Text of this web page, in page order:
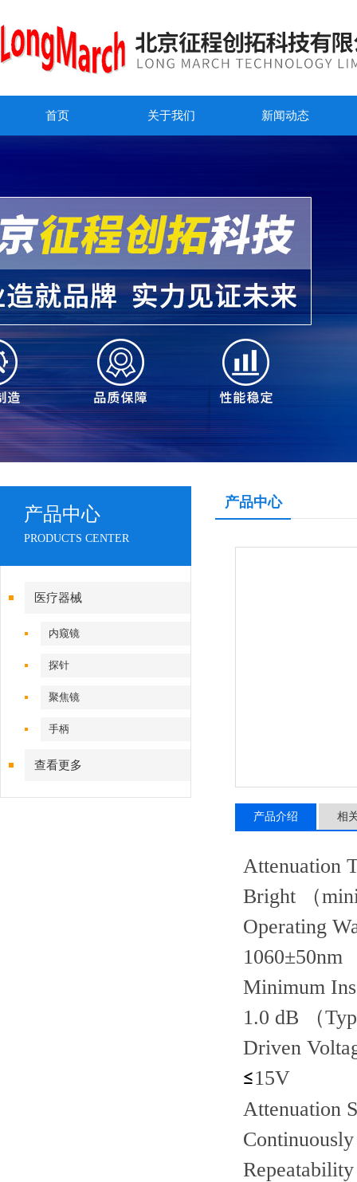
首页 关于我们 新闻动态
产品中心
PRODUCTS CENTER
医疗器械
内窥镜
探针
聚焦镜
手柄
查看更多
产品中心
产品介绍 相
Attenuation
Bright （
Operating
1060±50nm
Minimum
1.0 dB （
Driven
≤15V
Attenuation
Continuously